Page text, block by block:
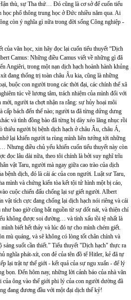
thù, sự Tha thứ… Đó cũng là cơ sở để cuốn tiểu
phổ thông trung học ở Đức nhiều năm qua. Ai
còn ý nghĩa gì nữa trong đời sống Công nghiệp -
của văn học, xin hãy đọc lại cuốn tiểu thuyết “Dịch
Camus: Những điều Camus viết về những gì đã
Angiêri, trong một nạn dịch hạch hoành hành khủng
đang thống trị toàn châu Âu kia, cũng là những
buộc con người trong các thời đại, các chính thể xã
túc về lương tâm, trách nhiệm của mình đối với
người ta chợt nhận ra rằng: sự hủy hoại môi
cấp bách đến thế nào; người ta đã từng dửng dưng
và tình đồng bào đã từng bị dày xéo lăng nhục rồi
thiêu người bị bệnh dịch hạch ở châu Âu, châu Á,
lại khiến người ta rùng mình liên tưởng tới những
Nhưng điều chủ yếu khiến cuốn tiểu thuyết này còn
đọc lâu dài nữa, theo tôi chính là bởi suy nghĩ trĩu
vật Taru, người mà ngay giữa cao trào của dịch
bệnh dịch, đó là cái ác của con người. Luật sư Taru,
mình và chứng kiến tòa kết tội tử hình một bị cáo,
cuộc chiến đấu chống lại sự giết người. Albert
vật tích cực đang chống lại dịch hạch nói riêng và cái
như bao giờ cũng bắt nguồn từ sự dốt nát, và thiện chí
không được soi đường… và tính xấu tồi tệ nhất là
biết hết thảy và lúc đó tự cho mình chém giết.
mù quáng, và sẽ không có lòng tốt chân chính và
sáng suốt cần thiết.” Tiểu thuyết "Dịch hạch" thực ra
nghĩa phát-xít, con đẻ của tên đồ tể Hitler, kẻ đã tự
lại trật tự thế giới - kết quả của sự ngu xuẩn - để lý
bọn. Đến hôm nay, những lời cảnh báo của nhà văn
ông vào thế giới phi lý của con người dường đã
đang đương đầu với một đại dịch thế kỷ!